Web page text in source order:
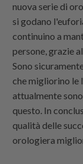
nuova serie di
si godano
continuino a
persone, grazie
Sono
che migliorino le
attualmente
questo. In
qualità delle
orologiera